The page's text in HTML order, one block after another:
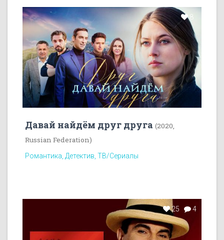
8
Давай найдём друг друга (2020,
Russian Federation)
Романтика, Детектив, ТВ/Сериалы
25 4